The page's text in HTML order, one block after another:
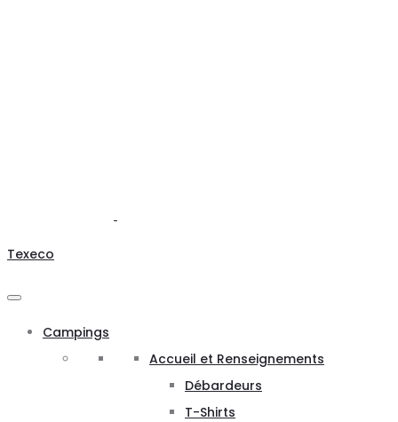
Texeco
Campings
Accueil et Renseignements
Débardeurs
T-Shirts